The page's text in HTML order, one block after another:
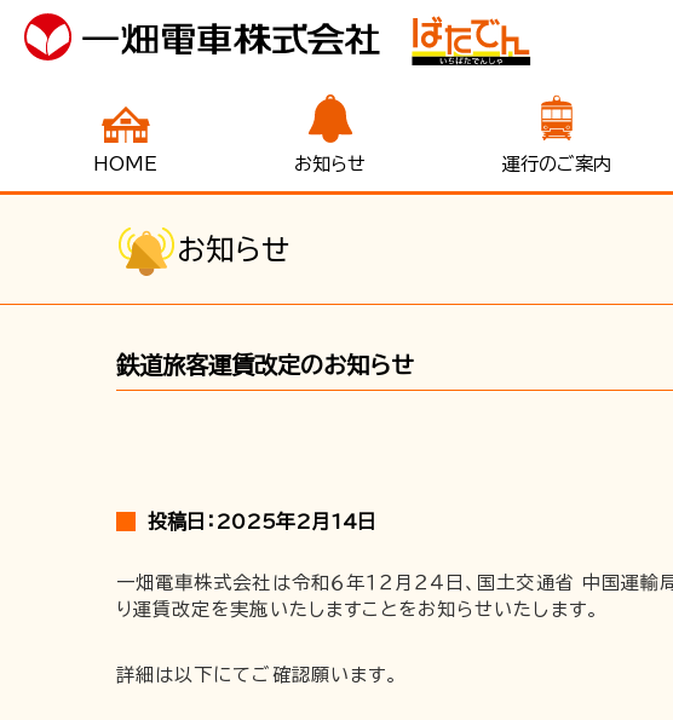
HOME お知らせ 運行のご案内
お知らせ
鉄道旅客運賃改定のお知らせ
投稿日：2025年2月14日
一畑電車株式会社は令和６年１２月２４日、国土交通省 中国運
り運賃改定を実施いたしますことをお知らせいたします。
詳細は以下にてご確認願います。